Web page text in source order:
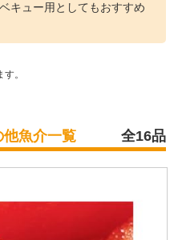
キュー用としてもおすすめ
。
他魚介一覧 全16品